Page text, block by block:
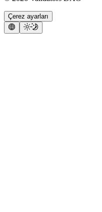
Çerez ayarları